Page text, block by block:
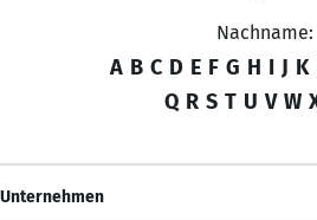
Nachname:
A B C D E F G H I J K
Q R S T U V W
Unternehmen